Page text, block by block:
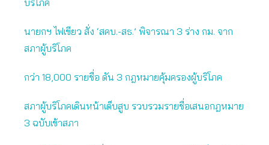
บริโภค
นายกฯ ไฟเขียว สั่ง ‘สคบ.-สธ.’ พิจารณา 3 ร่าง กม. จาก
สภาผู้บริโภค
กว่า 18,000 รายชื่อ ดัน 3 กฎหมายคุ้มครองผู้บริโภค
สภาผู้บริโภคเดินหน้าเต็บสูบ รวบรวมรายชื่อเสนอกฎหมาย
3 ฉบับเข้าสภา